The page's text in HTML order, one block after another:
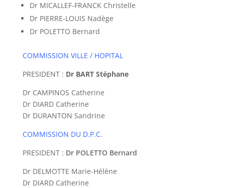
Dr MICALLEF-FRANCK Christelle
Dr PIERRE-LOUIS Nadège
Dr POLETTO Bernard
COMMISSION VILLE / HOPITAL
PRESIDENT : Dr BART Stéphane
Dr CAMPINOS Catherine
Dr DIARD Catherine
Dr DURANTON Sandrine
COMMISSION DU D.P.C.
PRESIDENT : Dr POLETTO Bernard
Dr DELMOTTE Marie-Hélène
Dr DIARD Catherine